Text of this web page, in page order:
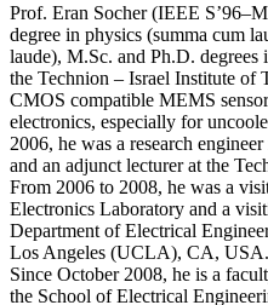
Prof. Eran Socher (IEEE
degree in physics (summa cum
laude), M.Sc. and Ph.D.
the Technion – Israel Institute of
CMOS compatible MEMS
electronics, especially for
2006, he was a research
and an adjunct lecturer at the
From 2006 to 2008, he was a
Electronics Laboratory and a
Department of Electrical
Los Angeles (UCLA), CA, USA.
Since October 2008, he is a
the School of Electrical